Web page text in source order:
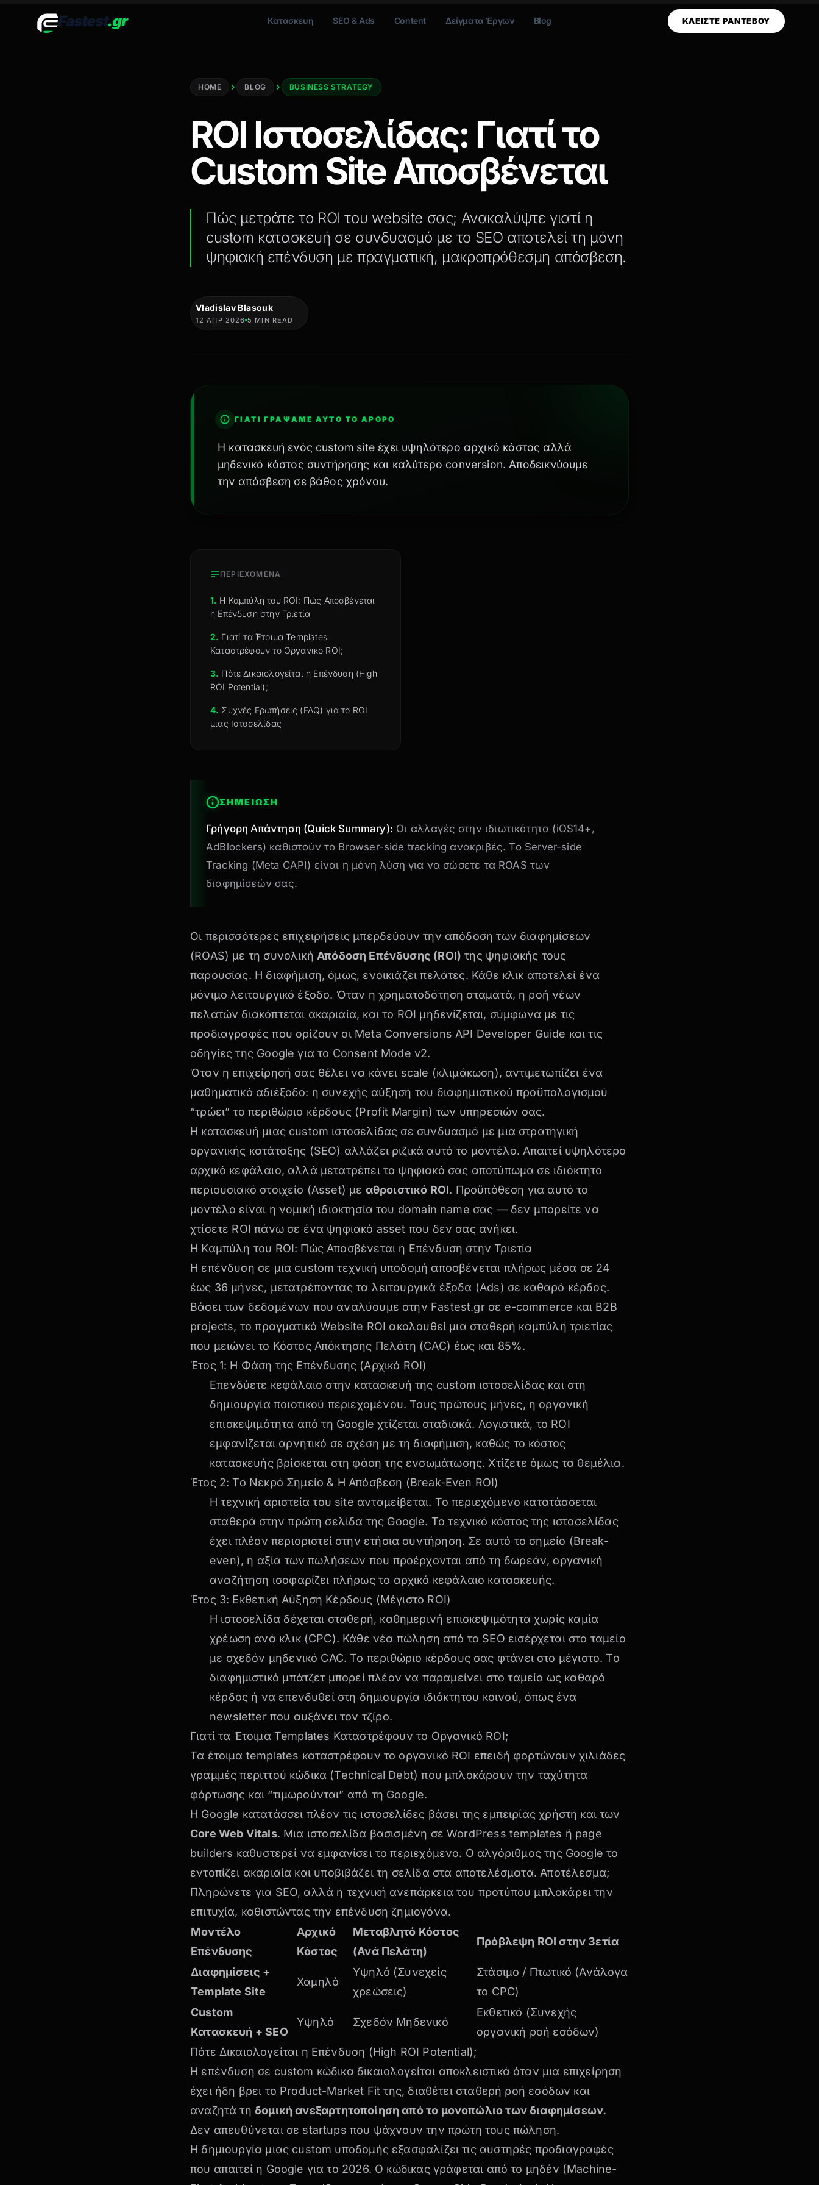
Fastest.gr Κατασκευή SEO & Ads Content Δείγματα Έργων Blog ΚΛΕΙΣΤΕ ΡΑΝΤΕΒΟΥ
HOME BLOG BUSINESS STRATEGY
ROI Ιστοσελίδας: Γιατί το
Custom Site Αποσβένεται
Πώς μετράτε το ROI του website σας; Ανακαλύψτε γιατί η
custom κατασκευή σε συνδυασμό με το SEO αποτελεί τη μόνη
ψηφιακή επένδυση με πραγματική, μακροπρόθεσμη απόσβεση.
Vladislav Blasouk
12 ΑΠΡ 2026 5 MIN READ
ΓΙΑΤΊ ΓΡΆΨΑΜΕ ΑΥΤΌ ΤΟ ΆΡΘΡΟ
Η κατασκευή ενός custom site έχει υψηλότερο αρχικό κόστος αλλά
μηδενικό κόστος συντήρησης και καλύτερο conversion. Αποδεικνύουμε
την απόσβεση σε βάθος χρόνου.
ΠΕΡΙΕΧΟΜΕΝΑ
1. Η Καμπύλη του ROI: Πώς Αποσβένεται
η Επένδυση στην Τριετία
2. Γιατί τα Έτοιμα Templates
Καταστρέφουν το Οργανικό ROI;
3. Πότε Δικαιολογείται η Επένδυση (High
ROI Potential);
4. Συχνές Ερωτήσεις (FAQ) για το ROI
μιας Ιστοσελίδας
ΣΗΜΕΙΩΣΗ
Γρήγορη Απάντηση (Quick Summary): Οι αλλαγές στην ιδιωτικότητα (iOS14+,
AdBlockers) καθιστούν το Browser-side tracking ανακριβές. Το Server-side
Tracking (Meta CAPI) είναι η μόνη λύση για να σώσετε τα ROAS των
διαφημίσεών σας.
Οι περισσότερες επιχειρήσεις μπερδεύουν την απόδοση των διαφημίσεων
(ROAS) με τη συνολική Απόδοση Επένδυσης (ROI) της ψηφιακής τους
παρουσίας. Η διαφήμιση, όμως, ενοικιάζει πελάτες. Κάθε κλικ αποτελεί ένα
μόνιμο λειτουργικό έξοδο. Όταν η χρηματοδότηση σταματά, η ροή νέων
πελατών διακόπτεται ακαριαία, και το ROI μηδενίζεται, σύμφωνα με τις
προδιαγραφές που ορίζουν οι Meta Conversions API Developer Guide και τις
οδηγίες της Google για το Consent Mode v2.
Όταν η επιχείρησή σας θέλει να κάνει scale (κλιμάκωση), αντιμετωπίζει ένα
μαθηματικό αδιέξοδο: η συνεχής αύξηση του διαφημιστικού προϋπολογισμού
“τρώει” το περιθώριο κέρδους (Profit Margin) των υπηρεσιών σας.
Η κατασκευή μιας custom ιστοσελίδας σε συνδυασμό με μια στρατηγική
οργανικής κατάταξης (SEO) αλλάζει ριζικά αυτό το μοντέλο. Απαιτεί υψηλότερο
αρχικό κεφάλαιο, αλλά μετατρέπει το ψηφιακό σας αποτύπωμα σε ιδιόκτητο
περιουσιακό στοιχείο (Asset) με αθροιστικό ROI. Προϋπόθεση για αυτό το
μοντέλο είναι η νομική ιδιοκτησία του domain name σας — δεν μπορείτε να
χτίσετε ROI πάνω σε ένα ψηφιακό asset που δεν σας ανήκει.
Η Καμπύλη του ROI: Πώς Αποσβένεται η Επένδυση στην Τριετία
Η επένδυση σε μια custom τεχνική υποδομή αποσβένεται πλήρως μέσα σε 24
έως 36 μήνες, μετατρέποντας τα λειτουργικά έξοδα (Ads) σε καθαρό κέρδος.
Βάσει των δεδομένων που αναλύουμε στην Fastest.gr σε e-commerce και B2B
projects, το πραγματικό Website ROI ακολουθεί μια σταθερή καμπύλη τριετίας
που μειώνει το Κόστος Απόκτησης Πελάτη (CAC) έως και 85%.
Έτος 1: Η Φάση της Επένδυσης (Αρχικό ROI)
Επενδύετε κεφάλαιο στην κατασκευή της custom ιστοσελίδας και στη
δημιουργία ποιοτικού περιεχομένου. Τους πρώτους μήνες, η οργανική
επισκεψιμότητα από τη Google χτίζεται σταδιακά. Λογιστικά, το ROI
εμφανίζεται αρνητικό σε σχέση με τη διαφήμιση, καθώς το κόστος
κατασκευής βρίσκεται στη φάση της ενσωμάτωσης. Χτίζετε όμως τα θεμέλια.
Έτος 2: Το Νεκρό Σημείο & Η Απόσβεση (Break-Even ROI)
Η τεχνική αριστεία του site ανταμείβεται. Το περιεχόμενο κατατάσσεται
σταθερά στην πρώτη σελίδα της Google. Το τεχνικό κόστος της ιστοσελίδας
έχει πλέον περιοριστεί στην ετήσια συντήρηση. Σε αυτό το σημείο (Break-
even), η αξία των πωλήσεων που προέρχονται από τη δωρεάν, οργανική
αναζήτηση ισοφαρίζει πλήρως το αρχικό κεφάλαιο κατασκευής.
Έτος 3: Εκθετική Αύξηση Κέρδους (Μέγιστο ROI)
Η ιστοσελίδα δέχεται σταθερή, καθημερινή επισκεψιμότητα χωρίς καμία
χρέωση ανά κλικ (CPC). Κάθε νέα πώληση από το SEO εισέρχεται στο ταμείο
με σχεδόν μηδενικό CAC. Το περιθώριο κέρδους σας φτάνει στο μέγιστο. Το
διαφημιστικό μπάτζετ μπορεί πλέον να παραμείνει στο ταμείο ως καθαρό
κέρδος ή να επενδυθεί στη δημιουργία ιδιόκτητου κοινού, όπως ένα
newsletter που αυξάνει τον τζίρο.
Γιατί τα Έτοιμα Templates Καταστρέφουν το Οργανικό ROI;
Τα έτοιμα templates καταστρέφουν το οργανικό ROI επειδή φορτώνουν χιλιάδες
γραμμές περιττού κώδικα (Technical Debt) που μπλοκάρουν την ταχύτητα
φόρτωσης και “τιμωρούνται” από τη Google.
Η Google κατατάσσει πλέον τις ιστοσελίδες βάσει της εμπειρίας χρήστη και των
Core Web Vitals. Μια ιστοσελίδα βασισμένη σε WordPress templates ή page
builders καθυστερεί να εμφανίσει το περιεχόμενο. Ο αλγόριθμος της Google το
εντοπίζει ακαριαία και υποβιβάζει τη σελίδα στα αποτελέσματα. Αποτέλεσμα;
Πληρώνετε για SEO, αλλά η τεχνική ανεπάρκεια του προτύπου μπλοκάρει την
επιτυχία, καθιστώντας την επένδυση ζημιογόνα.
Μοντέλο
Επένδυσης
Αρχικό
Κόστος
Μεταβλητό Κόστος
(Ανά Πελάτη)
Πρόβλεψη ROI στην 3ετία
Διαφημίσεις +
Template Site
Χαμηλό
Υψηλό (Συνεχείς
χρεώσεις)
Στάσιμο / Πτωτικό (Ανάλογα
το CPC)
Custom
Κατασκευή + SEO
Υψηλό Σχεδόν Μηδενικό
Εκθετικό (Συνεχής
οργανική ροή εσόδων)
Πότε Δικαιολογείται η Επένδυση (High ROI Potential);
Η επένδυση σε custom κώδικα δικαιολογείται αποκλειστικά όταν μια επιχείρηση
έχει ήδη βρει το Product-Market Fit της, διαθέτει σταθερή ροή εσόδων και
αναζητά τη δομική ανεξαρτητοποίηση από το μονοπώλιο των διαφημίσεων.
Δεν απευθύνεται σε startups που ψάχνουν την πρώτη τους πώληση.
Η δημιουργία μιας custom υποδομής εξασφαλίζει τις αυστηρές προδιαγραφές
που απαιτεί η Google για το 2026. Ο κώδικας γράφεται από το μηδέν (Machine-